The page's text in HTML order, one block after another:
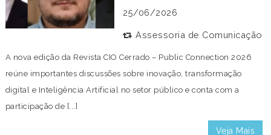
25/06/2026
Assessoria de Comunicação
A nova edição da Revista CIO Cerrado – Public Connection 2026
reúne importantes discussões sobre inovação, transformação
digital e Inteligência Artificial no setor público e conta com a
participação de [...]
Veja Mais